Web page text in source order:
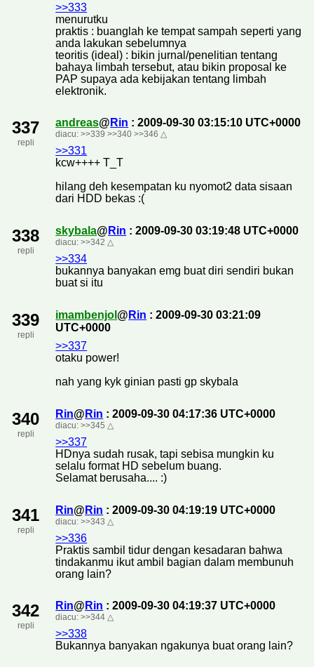
>>333
menurutku
praktis : buanglah ke tempat sampah seperti yang
anda lakukan sebelumnya
teoritis (ideal) : bikin jurnal/penelitian tentang
bahaya limbah tersebut, atau bikin proposal ke
PAP supaya ada kebijakan tentang limbah
elektronik.
337
repli
andreas@ Rin : 2009-09-30 03:15:10 UTC+0000
diacu:>>339 >>340 >>346 △
>>331
kcw++++ T_T
hilang deh kesempatan ku nyomot2 data sisaan
dari HDD bekas :(
338
repli
skybala@ Rin : 2009-09-30 03:19:48 UTC+0000
diacu:>>342 △
>>334
bukannya banyakan emg buat diri sendiri bukan
buat si itu
339
repli
imambenjol @ Rin : 2009-09-30 03:21:09
UTC+0000
>>337
otaku power!
nah yang kyk ginian pasti gp skybala
340
repli
Rin@ Rin : 2009-09-30 04:17:36 UTC+0000
diacu:>>345 △
>>337
HDnya sudah rusak, tapi sebisa mungkin ku
selalu format HD sebelum buang.
Selamat berusaha.... :)
341
repli
Rin@ Rin : 2009-09-30 04:19:19 UTC+0000
diacu:>>343 △
>>336
Praktis sambil tidur dengan kesadaran bahwa
tindakanmu ikut ambil bagian dalam membunuh
orang lain?
342
repli
Rin@ Rin : 2009-09-30 04:19:37 UTC+0000
diacu:>>344 △
>>338
Bukannya banyakan ngakunya buat orang lain?